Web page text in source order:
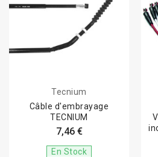
Tecnium
Câble d'embrayage
TECNIUM
7,46 €
En Stock